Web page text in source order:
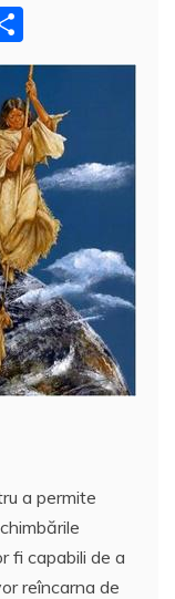
a
rt
aj
e
a
z
ă
a permite
fi capabili de a
reîncarna de